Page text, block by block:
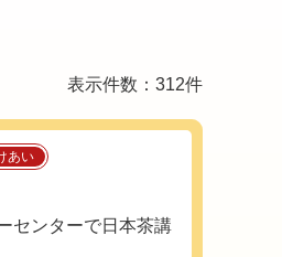
表示件数：312件
あい
センターで日本茶講